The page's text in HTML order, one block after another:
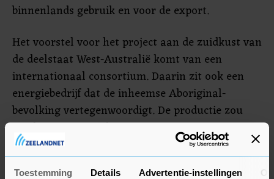
Toestemming Details Advertentie-instellingen
binnenlands gebruik en voor de export.
Het voorstel voor het project aan de zuidkust van
de deelstaat West-Australië komt van een
internationaal consortium. Daarin zit ook een
energiebedrijf dat de inheemse Aboriginal-
bevolking vertegenwoordigt. De productie zou
rond 2030 moeten beginnen.